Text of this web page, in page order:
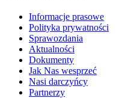
Informacje prasowe
Polityka prywatności
Sprawozdania
Aktualności
Dokumenty
Jak Nas wesprzeć
Nasi darczyńcy
Partnerzy